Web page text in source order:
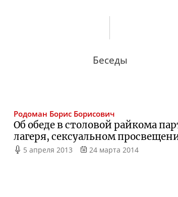
Беседы
Родоман Борис Борисович
Об обеде в столовой райкома
лагеря, сексуальном
5 апреля 2013 24 марта 2014